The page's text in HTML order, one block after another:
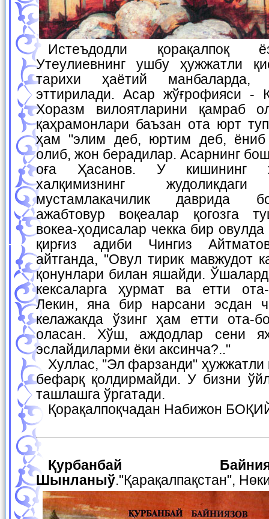
Истеъдодли қорақалпоқ ёзувчиси Умрбой
Утеулиевнинг ушбу ҳужжатли
тарихи ҳаётий манбаларда,
эттирилади. Асар жўғрофияси -
Хоразм вилоятларини қамраб
қаҳрамонлари баъзан ота юрт
ҳам "элим деб, юртим деб,
олиб, жон берадилар. Асарнинг
оға Ҳасанов. У кишининг
халқимизнинг
мустамлакачилик даврида
ажабтовур воқеалар қогозга
вокеа-ҳодисалар чекка бир
қирғиз адиби Чингиз
айтганда, "Овул тирик мавжудот
қонунлари билан яшайди.
кексаларга ҳурмат ва етти
Лекин, яна бир нарсани эсдан
келажакда ўзинг ҳам етти ота-
оласан. Хўш, аждодлар сени
эслайдиларми ёки аксинча?.."
Хуллас, "Эл фарзанди" ҳужжатли қиссаси китобхонни
бефарқ қолдирмайди. У бизни
ташлашга ўргатади.
Қорақалпоқчадан Набижон
Қурбанбай Байниязов -
Шынланыў."Қарақалпақстан",